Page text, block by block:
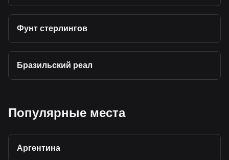
Фунт стерлингов
Бразильский реал
Популярные места
Аргентина